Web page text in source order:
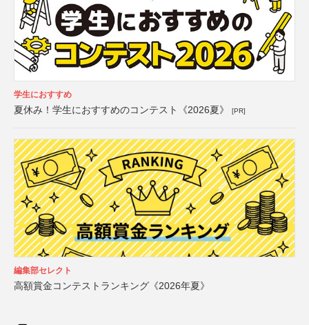
学生におすすめ
夏休み！学生におすすめのコンテスト《2026夏》 [PR]
編集部セレクト
高額賞金コンテストランキング《2026年夏》